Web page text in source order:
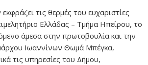
τις θερμές του ευχαριστίες
Ελλάδας – Τμήμα Ηπείρου, το
άμεσα στην πρωτοβουλία και την
Ιωαννίνων Θωμά Μπέγκα,
τις υπηρεσίες του Δήμου,